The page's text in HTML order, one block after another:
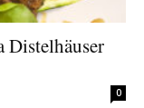
Distelhäuser
0